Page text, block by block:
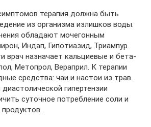
терапия должна быть
из организма излишков воды.
обладают мочегонным
Индап, Гипотиазид, Триампур.
врач назначает кальциевые и бета-
Метопрол, Вераприл. К терапии
средства: чаи и настои из трав.
гипертензии
суточное потребление соли и